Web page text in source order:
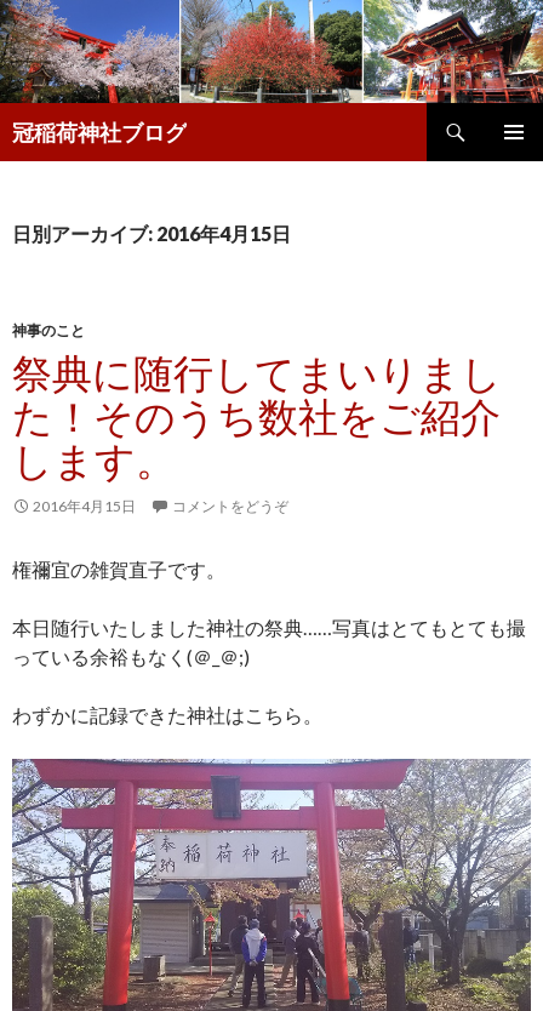
冠稲荷神社ブログ
索
ン
動
日別アーカイブ: 2016年4月15日
神事のこと
祭典に随行してまいりまし
た！そのうち数社をご紹介
します。
2016年4月15日 コメントをどうぞ
権禰宜の雑賀直子です。
本日随行いたしました神社の祭典……写真はとてもとても撮
っている余裕もなく(＠_＠;)
わずかに記録できた神社はこちら。